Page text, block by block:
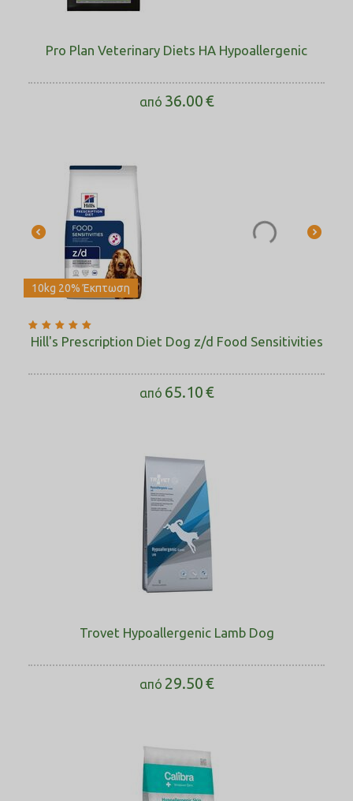
Pro Plan Veterinary Diets HA Hypoallergenic
από 36.00€
10kg 20% Έκπτωση
Hill's Prescription Diet Dog z/d Food Sensitivities
από 65.10€
Trovet Hypoallergenic Lamb Dog
από 29.50€